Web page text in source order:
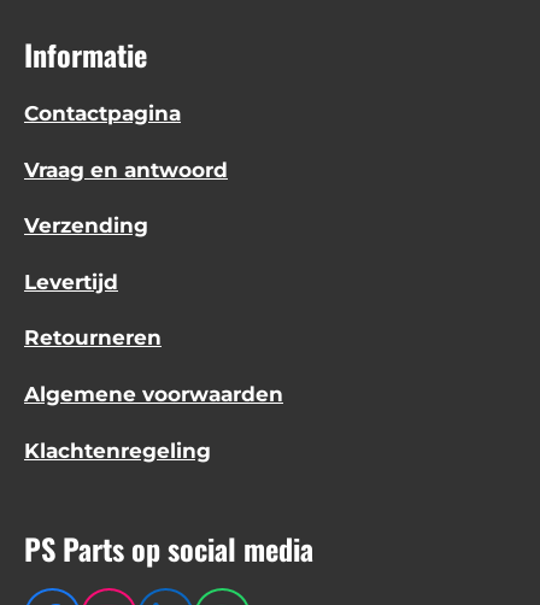
Informatie
Contactpagina
Vraag en antwoord
Verzending
Levertijd
Retourneren
Algemene voorwaarden
Klachtenregeling
PS Parts op social media